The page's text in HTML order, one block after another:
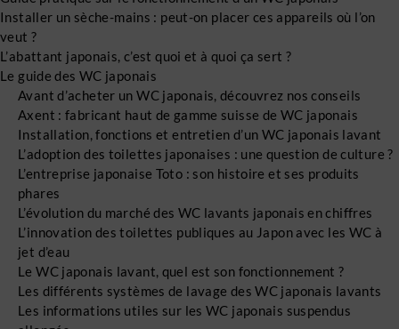
Installer un sèche-mains : peut-on placer ces appareils où l’on
veut ?
L’abattant japonais, c’est quoi et à quoi ça sert ?
Le guide des WC japonais
Avant d’acheter un WC japonais, découvrez nos conseils
Axent : fabricant haut de gamme suisse de WC japonais
Installation, fonctions et entretien d’un WC japonais lavant
L’adoption des toilettes japonaises : une question de culture ?
L’entreprise japonaise Toto : son histoire et ses produits
phares
L’évolution du marché des WC lavants japonais en chiffres
L’innovation des toilettes publiques au Japon avec les WC à
jet d’eau
Le WC japonais lavant, quel est son fonctionnement ?
Les différents systèmes de lavage des WC japonais lavants
Les informations utiles sur les WC japonais suspendus